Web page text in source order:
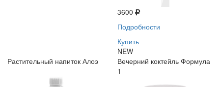
3600
Подробности
Купить
NEW
Растительный напиток Алоэ
Вечерний коктейль Формула
1